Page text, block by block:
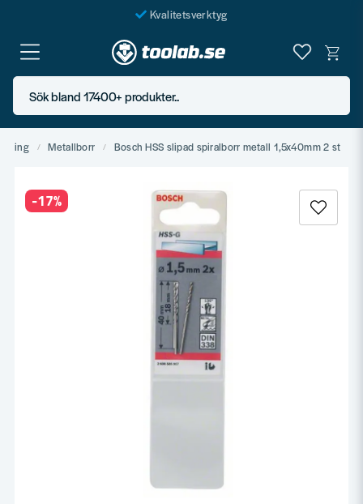
Kvalitetsverktyg
Fraktfritt över 999 SEK*
En järnhandel för alla
Butik i Göteborg
Sök bland 17400+ produkter..
Metallborr Bosch HSS slipad spiralborr metall 1,5x40mm 2 st
-17%